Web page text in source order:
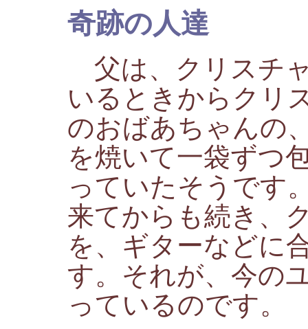
奇跡の人達
父は、クリスチ
いるときからクリ
のおばあちゃんの
を焼いて一袋ずつ
っていたそうです
来てからも続き、
を、ギターなどに
す。それが、今の
っているのです。